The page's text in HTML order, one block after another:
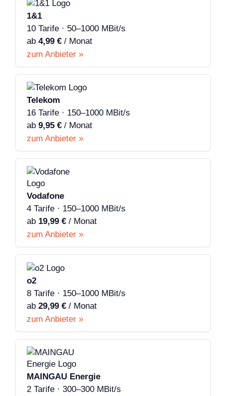
1&1
10 Tarife · 50–1000 MBit/s
ab 4,99 € / Monat
zum Anbieter »
Telekom
16 Tarife · 150–1000 MBit/s
ab 9,95 € / Monat
zum Anbieter »
Vodafone
4 Tarife · 150–1000 MBit/s
ab 19,99 € / Monat
zum Anbieter »
o2
8 Tarife · 150–1000 MBit/s
ab 29,99 € / Monat
zum Anbieter »
MAINGAU Energie
2 Tarife · 300–300 MBit/s